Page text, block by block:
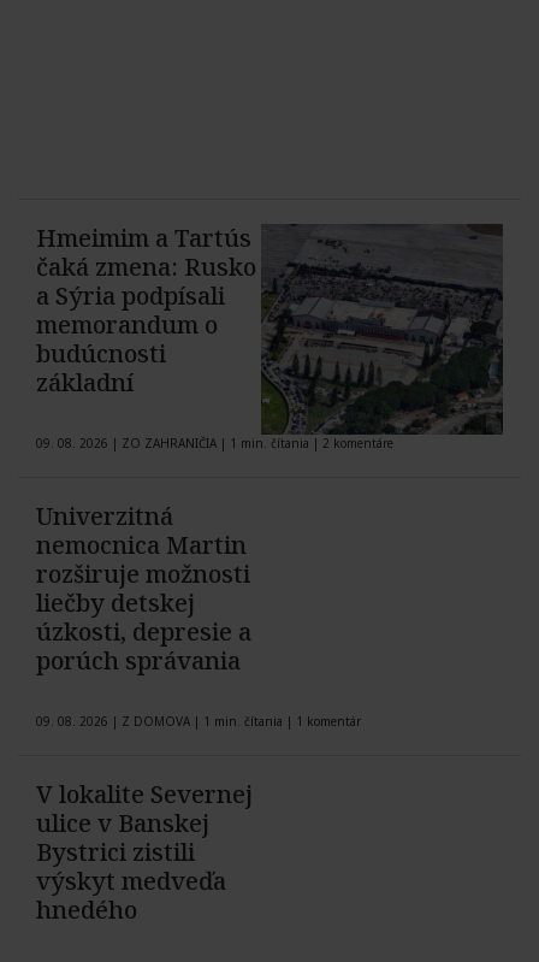
Hmeimim a Tartús
čaká zmena: Rusko
a Sýria podpísali
memorandum o
budúcnosti
základní
09. 08. 2026 | ZO ZAHRANIČIA | 1 min. čítania | 2 komentáre
Univerzitná
nemocnica Martin
rozširuje možnosti
liečby detskej
úzkosti, depresie a
porúch správania
09. 08. 2026 | Z DOMOVA | 1 min. čítania | 1 komentár
V lokalite Severnej
ulice v Banskej
Bystrici zistili
výskyt medveďa
hnedého